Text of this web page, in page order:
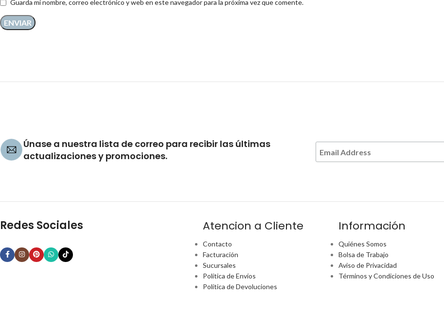
Guarda mi nombre, correo electrónico y web en este navegador para la próxima vez que comente.
Únase a nuestra lista de correo para recibir las últimas
actualizaciones y promociones.
Redes Sociales Atencion a Cliente
Contacto
Facturación
Sucursales
Política de Envíos
Política de Devoluciones
Información
Quiénes Somos
Bolsa de Trabajo
Aviso de Privacidad
Términos y Condiciones de Uso